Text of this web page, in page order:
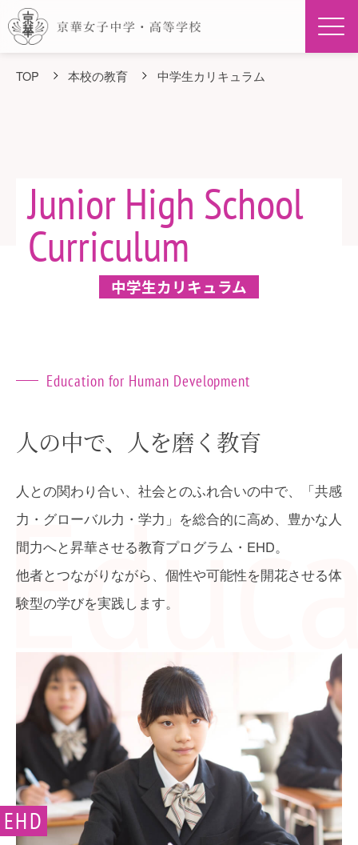
TOP 本校の教育 中学生カリキュラム
Junior High School
Curriculum
中学生カリキュラム
Education for Human Development
人の中で、人を磨く教育
人との関わり合い、社会とのふれ合いの中で、「共感
力・グローバル力・学力」を総合的に高め、豊かな人
間力へと昇華させる教育プログラム・EHD。
他者とつながりながら、個性や可能性を開花させる体
験型の学びを実践します。
EHD